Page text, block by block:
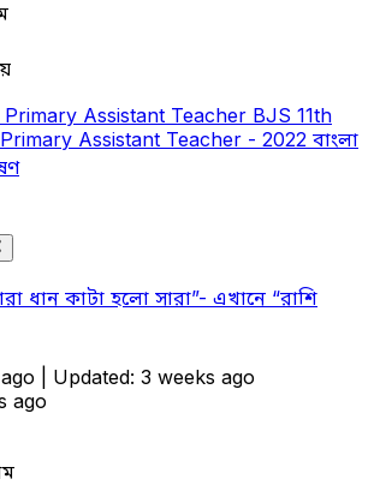
Primary Assistant Teacher BJS 11th
Primary Assistant Teacher - 2022 বাংলা
ধান কাটা হলো সারা”- এখানে “রাশি
| Updated: 3 weeks ago
ago